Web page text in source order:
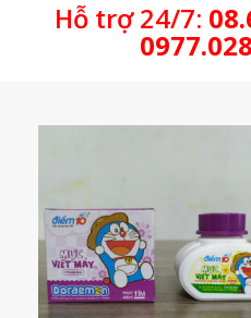
Hỗ trợ 24/7: